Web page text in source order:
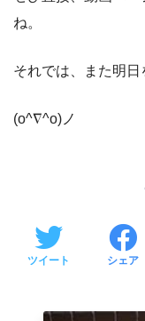
ね。
それでは、また明日
(o^∇^o)ノ
ツイート シェア